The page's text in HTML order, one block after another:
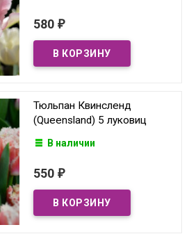
580 ₽
Тюльпан Квинсленд
(Queensland) 5 луковиц
В наличии
550 ₽